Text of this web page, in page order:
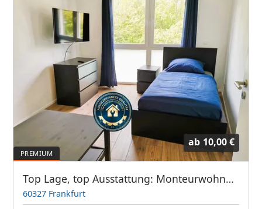
ab 10,00 €
Top Lage, top Ausstattung: Monteurwohnung Frankfurter Bett GmbH
60327 Frankfurt